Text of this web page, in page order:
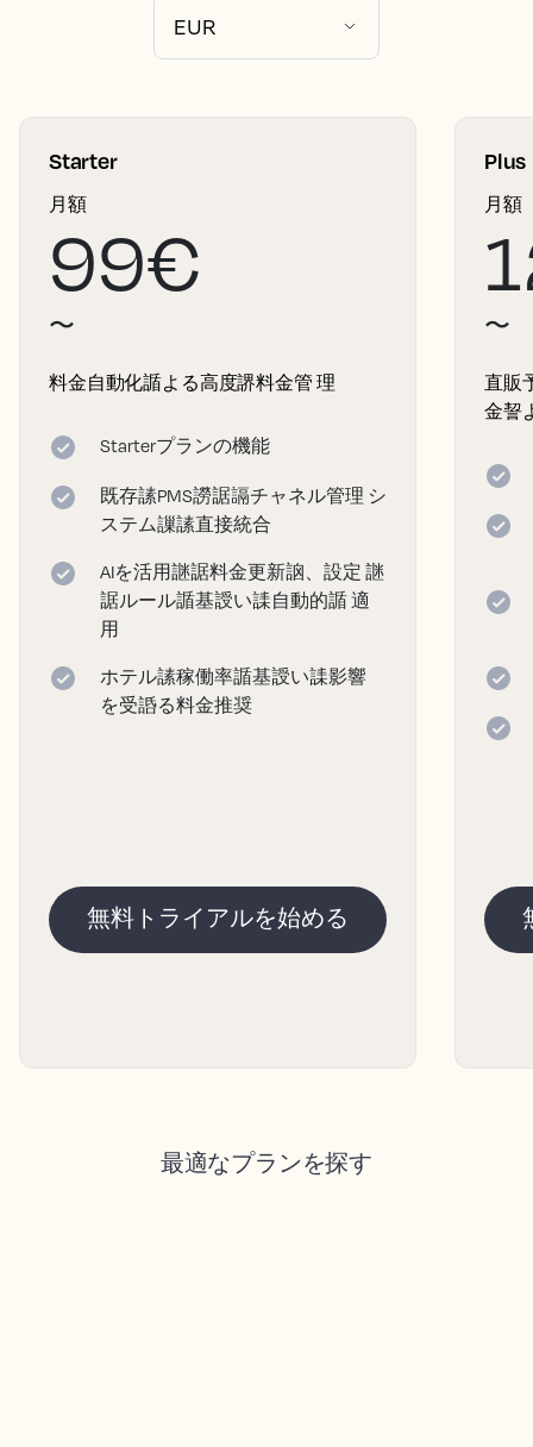
Starter
月額
99€
〜
料金自動化䛻よる高度䛺料金管 理
Starterプランの機能
既存䛾PMS䜎䛯䛿チャネル管理 シ
ステム䜈䛾直接統合
AIを活用䛧䛯料金更新䛜、設定 䛧
䛯ルール䛻基䛵い䛶自動的䛻 適
用
ホテル䛾稼働率䛻基䛵い䛶影響
を受䛡る料金推奨
無料トライアルを始める
Plus
月額
〜
直販
金䛚
最適なプランを探す